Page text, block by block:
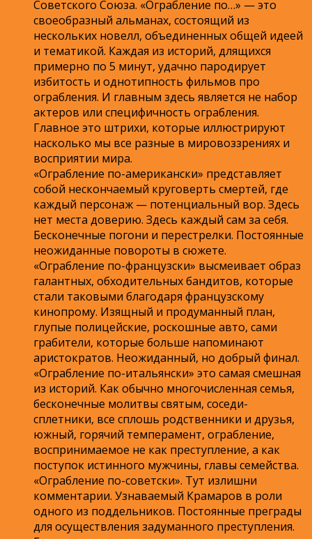
Советского Союза. «Ограбление по…» — это
своеобразный альманах, состоящий из
нескольких новелл, объединенных общей идеей
и тематикой. Каждая из историй, длящихся
примерно по 5 минут, удачно пародирует
избитость и однотипность фильмов про
ограбления. И главным здесь является не набор
актеров или специфичность ограбления.
Главное это штрихи, которые иллюстрируют
насколько мы все разные в мировоззрениях и
восприятии мира.
«Ограбление по-американски» представляет
собой нескончаемый круговерть смертей, где
каждый персонаж — потенциальный вор. Здесь
нет места доверию. Здесь каждый сам за себя.
Бесконечные погони и перестрелки. Постоянные
неожиданные повороты в сюжете.
«Ограбление по-французски» высмеивает образ
галантных, обходительных бандитов, которые
стали таковыми благодаря французскому
кинопрому. Изящный и продуманный план,
глупые полицейские, роскошные авто, сами
грабители, которые больше напоминают
аристократов. Неожиданный, но добрый финал.
«Ограбление по-итальянски» это самая смешная
из историй. Как обычно многочисленная семья,
бесконечные молитвы святым, соседи-
сплетники, все сплошь родственники и друзья,
южный, горячий темперамент, ограбление,
воспринимаемое не как преступление, а как
поступок истинного мужчины, главы семейства.
«Ограбление по-советски». Тут излишни
комментарии. Узнаваемый Крамаров в роли
одного из поддельников. Постоянные преграды
для осуществления задуманного преступления.